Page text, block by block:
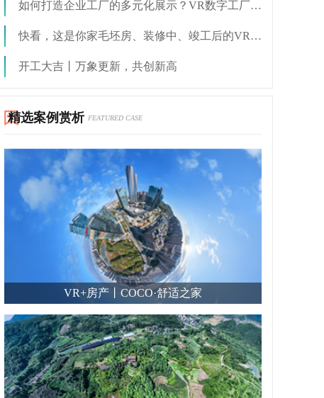
如何打造企业工厂的多元化展示？VR数字工厂告诉你
快看，这是你家毛坯房、装修中、竣工后的VR全景吗？
开工大吉丨万象更新，共创新高
精选案例赏析 FEATURED CASE
VR+房产丨COCO·舒适之家